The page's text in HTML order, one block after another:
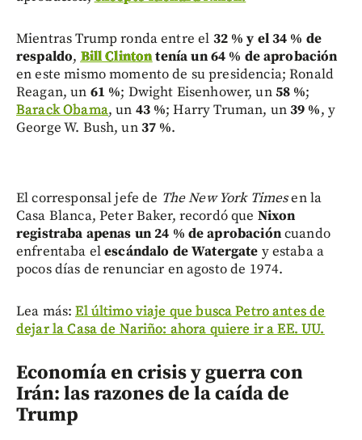
Mientras Trump ronda entre el 32 % y el 34 % de
respaldo, Bill Clintontenía un 64 % de aprobación
en este mismo momento de su presidencia; Ronald
Reagan, un 61 %; Dwight Eisenhower, un58 %;
Barack Obama, un 43 %; Harry Truman, un39 %, y
George W. Bush, un37 %.
El corresponsal jefe de The New York Timesen la
Casa Blanca, Peter Baker, recordó que Nixon
registraba apenas un 24 % de aprobacióncuando
enfrentaba elescándalo de Watergate y estaba a
pocos días de renunciar en agosto de 1974.
Lea más:El último viaje que busca Petro antes de
dejar la Casa de Nariño: ahora quiere ir a EE. UU.
Economía en crisis y guerra con
Irán: las razones de la caída de
Trump